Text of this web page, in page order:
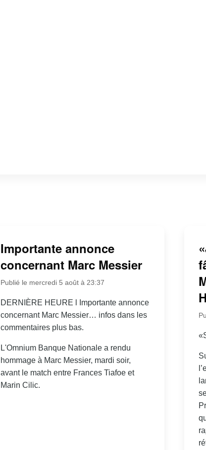
Importante annonce
concernant Marc Messier
Publié le mercredi 5 août à 23:37
DERNIÈRE HEURE l Importante annonce
concernant Marc Messier… infos dans les
commentaires plus bas.
L'Omnium Banque Nationale a rendu
hommage à Marc Messier, mardi soir,
avant le match entre Frances Tiafoe et
Marin Cilic.